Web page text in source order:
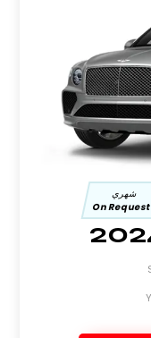
شهري
On Request